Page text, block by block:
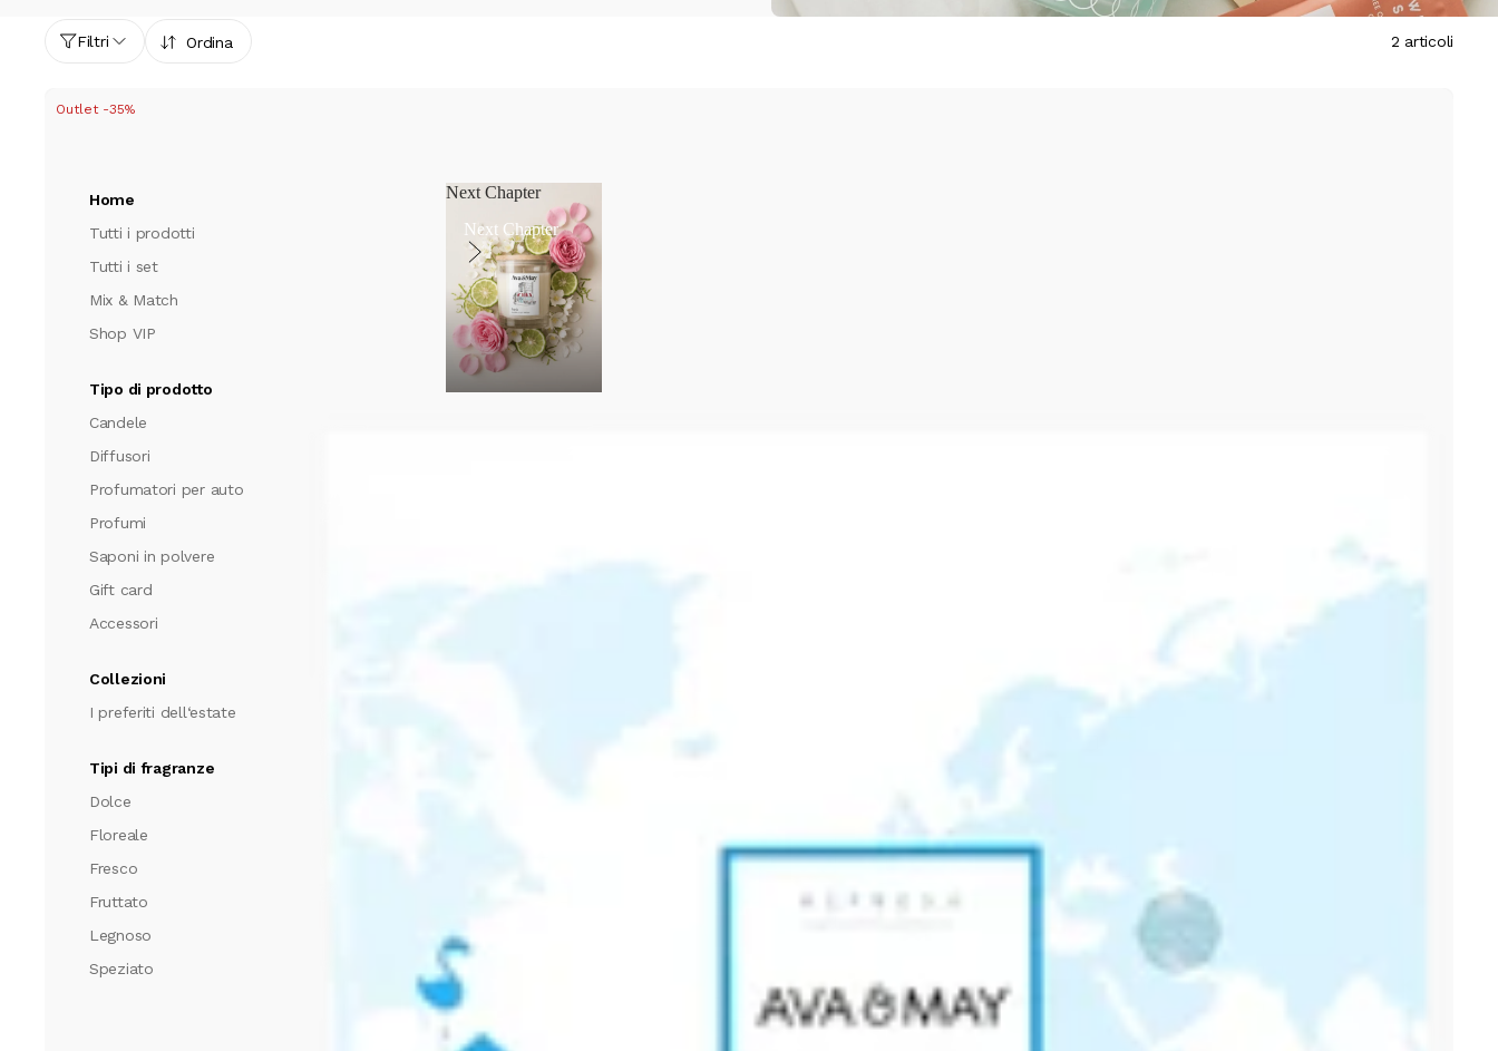
Home
Tutti i prodotti
Tutti i set
Mix & Match
Shop VIP
Tipo di prodotto
Candele
Diffusori
Profumatori per auto
Profumi
Saponi in polvere
Gift card
Accessori
Collezioni
I preferiti dell‘estate
Tipi di fragranze
Dolce
Floreale
Fresco
Fruttato
Legnoso
Speziato
Next Chapter
Next Chapter
Filtri Ordina 2 articoli
Outlet -35%